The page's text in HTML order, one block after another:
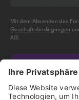
Mit dem Absenden des
Geschäftsbedingungen
AG.